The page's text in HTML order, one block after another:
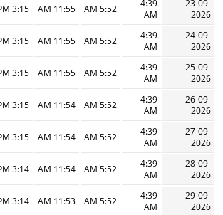
23-09-
2026
4:39
AM
5:52 AM
11:55 AM
3:15 PM
24-09-
2026
4:39
AM
5:52 AM
11:55 AM
3:15 PM
25-09-
2026
4:39
AM
5:52 AM
11:55 AM
3:15 PM
26-09-
2026
4:39
AM
5:52 AM
11:54 AM
3:15 PM
27-09-
2026
4:39
AM
5:52 AM
11:54 AM
3:15 PM
28-09-
2026
4:39
AM
5:52 AM
11:54 AM
3:14 PM
29-09-
2026
4:39
AM
5:52 AM
11:53 AM
3:14 PM